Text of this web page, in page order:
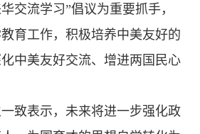
交流学习”倡议为重要抓手，
育工作，积极培养中美友好的
中美友好交流、增进两国民心
致表示，未来将进一步强化政